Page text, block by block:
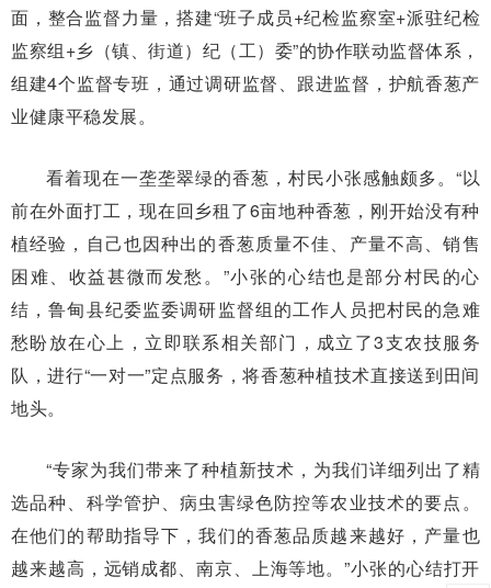
面，整合监督力量，搭建“班子成员+纪检监察室+派驻纪检
监察组+乡（镇、街道）纪（工）委”的协作联动监督体系，
组建4个监督专班，通过调研监督、跟进监督，护航香葱产
业健康平稳发展。
看着现在一垄垄翠绿的香葱，村民小张感触颇多。“以
前在外面打工，现在回乡租了6亩地种香葱，刚开始没有种
植经验，自己也因种出的香葱质量不佳、产量不高、销售
困难、收益甚微而发愁。”小张的心结也是部分村民的心
结，鲁甸县纪委监委调研监督组的工作人员把村民的急难
愁盼放在心上，立即联系相关部门，成立了3支农技服务
队，进行“一对一”定点服务，将香葱种植技术直接送到田间
地头。
“专家为我们带来了种植新技术，为我们详细列出了精
选品种、科学管护、病虫害绿色防控等农业技术的要点。
在他们的帮助指导下，我们的香葱品质越来越好，产量也
越来越高，远销成都、南京、上海等地。”小张的心结打开